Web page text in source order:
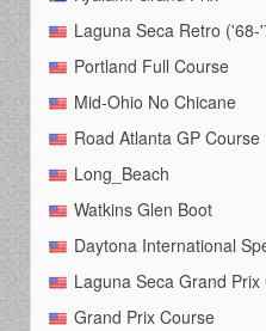
Laguna Seca Retro ('68-
Portland Full Course
Mid-Ohio No Chicane
Road Atlanta GP Course
Long_Beach
Watkins Glen Boot
Daytona International
Laguna Seca Grand Prix
Grand Prix Course